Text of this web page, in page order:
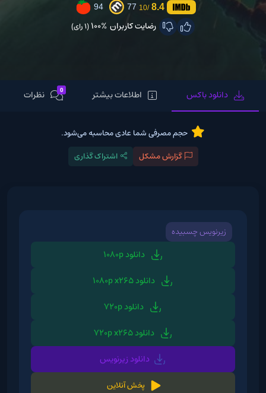
8.4
/10
77
94
رضایت کاربران 100%(1 رای)
دانلود باکس اطلاعات بیشتر 0 نظرات
حجم مصرفی شما عادی محاسبه می‌شود.
گزارش مشکل
اشتراک گذاری
زیرنویس چسبیده
دانلود 1080p
دانلود 1080p x265
دانلود 720p
دانلود 720p x265
دانلود زیرنویس
پخش آنلاین